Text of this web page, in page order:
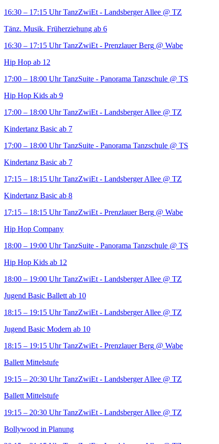
16:30 – 17:15 Uhr TanzZwiEt - Landsberger Allee @ TZ
Tänz. Musik. Früherziehung ab 6
16:30 – 17:15 Uhr TanzZwiEt - Prenzlauer Berg @ Wabe
Hip Hop ab 12
17:00 – 18:00 Uhr TanzSuite - Panorama Tanzschule @ TS
Hip Hop Kids ab 9
17:00 – 18:00 Uhr TanzZwiEt - Landsberger Allee @ TZ
Kindertanz Basic ab 7
17:00 – 18:00 Uhr TanzSuite - Panorama Tanzschule @ TS
Kindertanz Basic ab 7
17:15 – 18:15 Uhr TanzZwiEt - Landsberger Allee @ TZ
Kindertanz Basic ab 8
17:15 – 18:15 Uhr TanzZwiEt - Prenzlauer Berg @ Wabe
Hip Hop Company
18:00 – 19:00 Uhr TanzSuite - Panorama Tanzschule @ TS
Hip Hop Kids ab 12
18:00 – 19:00 Uhr TanzZwiEt - Landsberger Allee @ TZ
Jugend Basic Ballett ab 10
18:15 – 19:15 Uhr TanzZwiEt - Landsberger Allee @ TZ
Jugend Basic Modern ab 10
18:15 – 19:15 Uhr TanzZwiEt - Prenzlauer Berg @ Wabe
Ballett Mittelstufe
19:15 – 20:30 Uhr TanzZwiEt - Landsberger Allee @ TZ
Ballett Mittelstufe
19:15 – 20:30 Uhr TanzZwiEt - Landsberger Allee @ TZ
Bollywood in Planung